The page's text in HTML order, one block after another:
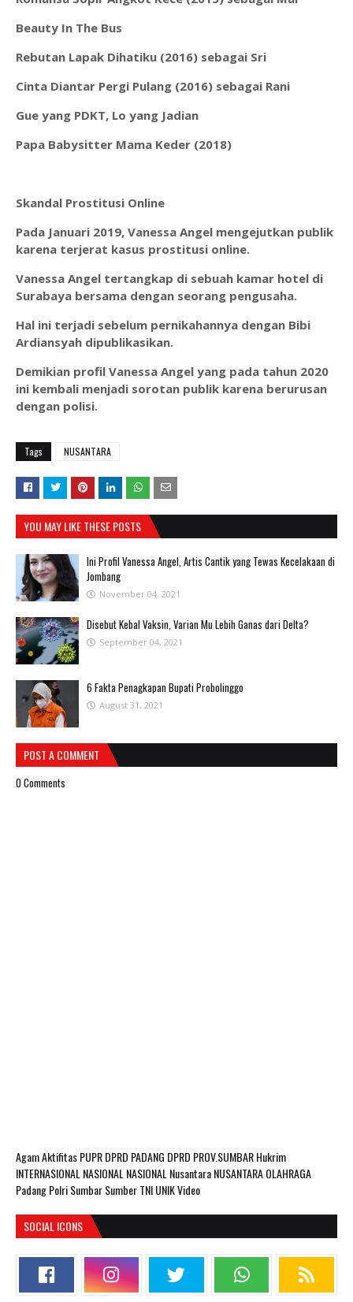
Beauty In The Bus
Rebutan Lapak Dihatiku (2016) sebagai Sri
Cinta Diantar Pergi Pulang (2016) sebagai Rani
Gue yang PDKT, Lo yang Jadian
Papa Babysitter Mama Keder (2018)
Skandal Prostitusi Online
Pada Januari 2019, Vanessa Angel mengejutkan publik
karena terjerat kasus prostitusi online.
Vanessa Angel tertangkap di sebuah kamar hotel di
Surabaya bersama dengan seorang pengusaha.
Hal ini terjadi sebelum pernikahannya dengan Bibi
Ardiansyah dipublikasikan.
Demikian profil Vanessa Angel yang pada tahun 2020
ini kembali menjadi sorotan publik karena berurusan
dengan polisi.
Tags NUSANTARA
YOU MAY LIKE THESE POSTS
Ini Profil Vanessa Angel, Artis Cantik yang Tewas Kecelakaan di
Jombang
November 04, 2021
Disebut Kebal Vaksin, Varian Mu Lebih Ganas dari Delta?
September 04, 2021
6 Fakta Penagkapan Bupati Probolinggo
August 31, 2021
POST A COMMENT
0 Comments
AgamAktifitas PUPRDPRD PADANG DPRD PROV.SUMBARHukrim
INTERNASIONAL NASIONAL NASIONAL NusantaraNUSANTARAOLAHRAGA
PadangPolriSumbarSumberTNIUNIKVideo
SOCIAL ICONS